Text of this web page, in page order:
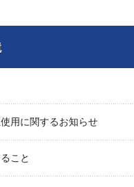
用に関するお知らせ
こと